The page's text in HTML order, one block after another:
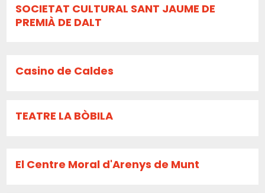
SOCIETAT CULTURAL SANT JAUME DE
PREMIÀ DE DALT
Casino de Caldes
TEATRE LA BÒBILA
El Centre Moral d'Arenys de Munt